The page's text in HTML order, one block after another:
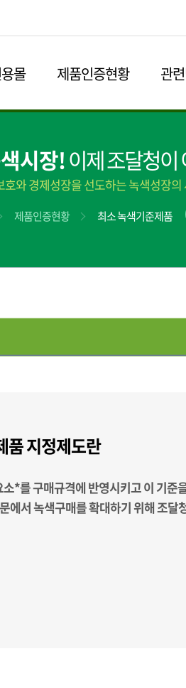
몰 제품인증현황 관
시장!이제 조달청이
호와 경제성장을 선도하는 녹색성장
제품인증현황 최소 녹색기준제품
품 지정제도란
*를 구매규격에 반영시키고 이 기준
에서 녹색구매를 확대하기 위해 조달